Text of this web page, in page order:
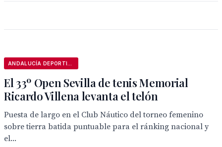
El 33º Open Sevilla de tenis Memorial
Ricardo Villena levanta el telón
Puesta de largo en el Club Náutico del torneo femenino
sobre tierra batida puntuable para el ránking nacional y
el...